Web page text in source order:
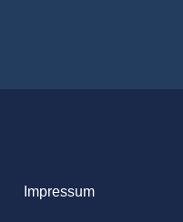
Impressum